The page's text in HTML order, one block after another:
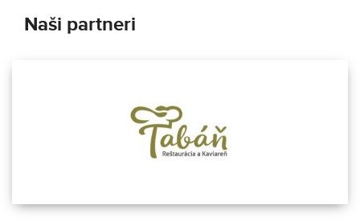
Naši partneri